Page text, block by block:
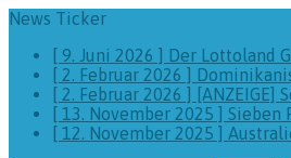
News Ticker
[ 9. Juni 2026 ] Der Lottoland
[ 2. Februar 2026 ]
[ 2. Februar 2026 ] [ANZEIGE]
[ 13. November 2025 ] Sieben
[ 12. November 2025 ]